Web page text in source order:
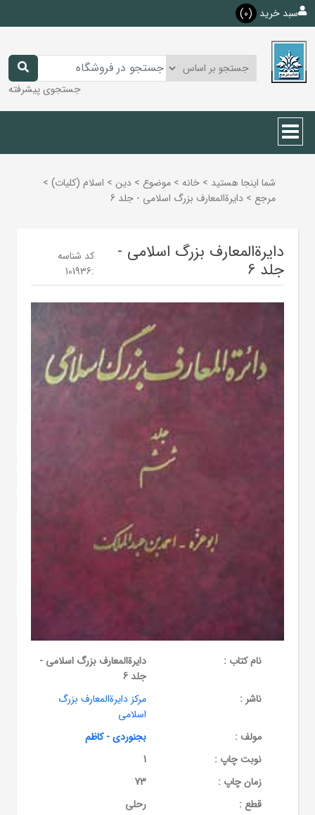
سبد خرید (0)
جستجوی پیشرفته
شما اینجا هستید > خانه > موضوع > دين > اسلام (كليات) >
مرجع > دایرة‌المعارف بزرگ اسلامی - جلد 6
دایرة‌المعارف بزرگ اسلامی -
جلد 6
کد شناسه
:
101936
نام کتاب :
دایرة‌المعارف بزرگ اسلامی -
جلد 6
ناشر :
مرکز دایرة‌المعارف بزرگ
اسلامی
مولف :
بجنوردی - کاظم
نوبت چاپ :
1
زمان چاپ :
73
قطع :
رحلی